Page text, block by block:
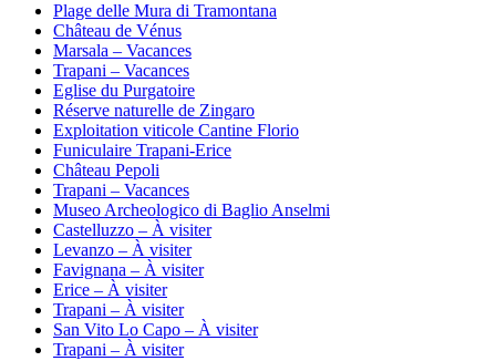
Plage delle Mura di Tramontana
Château de Vénus
Marsala – Vacances
Trapani – Vacances
Eglise du Purgatoire
Réserve naturelle de Zingaro
Exploitation viticole Cantine Florio
Funiculaire Trapani-Erice
Château Pepoli
Trapani – Vacances
Museo Archeologico di Baglio Anselmi
Castelluzzo – À visiter
Levanzo – À visiter
Favignana – À visiter
Erice – À visiter
Trapani – À visiter
San Vito Lo Capo – À visiter
Trapani – À visiter